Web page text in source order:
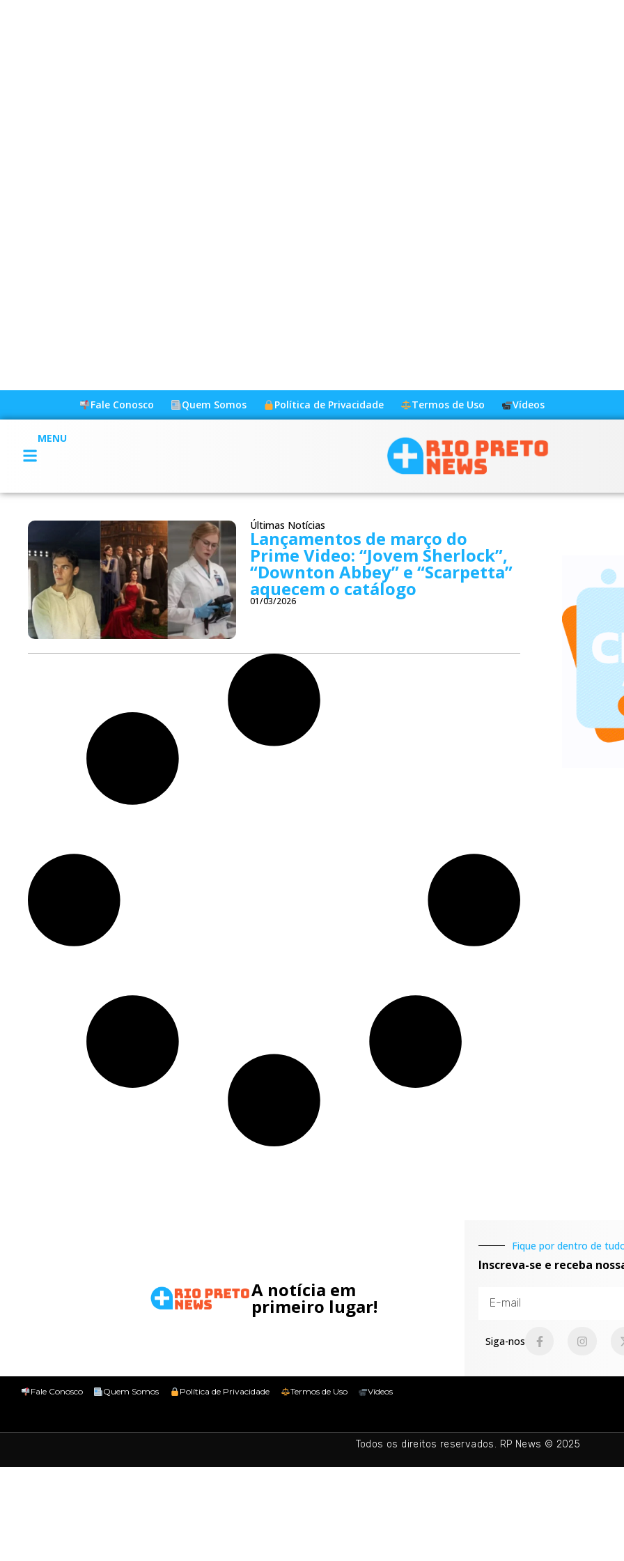
Fale Conosco Quem Somos Política de Privacidade Termos de Uso Vídeos
MENU
Últimas Notícias
Lançamentos de março do
Prime Video: “Jovem Sherlock”,
“Downton Abbey” e “Scarpetta”
aquecem o catálogo
01/03/2026
A notícia em
primeiro lugar!
Fique por dentro de
Inscreva-se e receba
Siga-nos
Fale Conosco Quem Somos Política de Privacidade Termos de Uso Vídeos
Todos os direitos reservados. RP News © 2025